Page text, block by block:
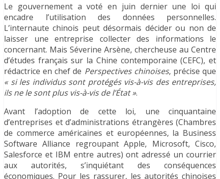
Le gouvernement a voté en juin dernier une loi qui
encadre l’utilisation des données personnelles.
L’internaute chinois peut désormais décider ou non de
laisser une entreprise collecter des informations le
concernant. Mais Séverine Arsène, chercheuse au Centre
d’études français sur la Chine contemporaine (CEFC), et
rédactrice en chef de Perspectives chinoises, précise que
« si les individus sont protégés vis-à-vis des entreprises,
ils ne le sont plus vis-à-vis de l’État ».
Avant l’adoption de cette loi, une cinquantaine
d’entreprises et d’administrations étrangères (Chambres
de commerce américaines et européennes, la Business
Software Alliance regroupant Apple, Microsoft, Cisco,
Salesforce et IBM entre autres) ont adressé un courrier
aux autorités, s’inquiétant des conséquences
économiques. Pour les rassurer, les autorités chinoises